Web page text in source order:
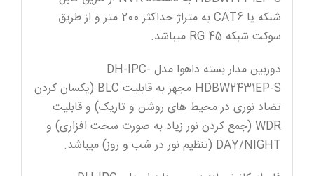
شبکه یا CAT6 به متراژ حداکثر 200 متر و از طریق
سوکت شبکه RG 45 میباشد.
دوربین مدار بسته داهوا مدل DH-IPC-
HDBW2431EP-S مجهز به قابلیت BLC (یکسان کردن
تضاد نوری در محیط های روشن و تاریک) و قابلیت
WDR (جمع کردن نور زیاد به صورت سخت افزاری) و
DAY/NIGHT (تنظیم نور در شب و روز) میباشد.